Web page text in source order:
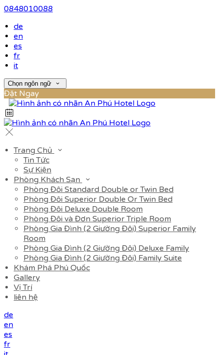
0848010088
de
en
es
fr
it
Chọn ngôn ngữ
Đặt Ngay
Trang Chủ
Tin Tức
Sự Kiện
Phòng Khách Sạn
Phòng Đôi Standard Double or Twin Bed
Phòng Đôi Superior Double Or Twin Bed
Phòng Đôi Deluxe Double Room
Phòng Đôi và Đơn Superior Triple Room
Phòng Gia Đình (2 Giường Đôi) Superior Family
Room
Phòng Gia Đình (2 Giường Đôi) Deluxe Family
Phòng Gia Đình (2 Giường Đôi) Family Suite
Khám Phá Phú Quốc
Gallery
Vị Trí
liên hệ
de
en
es
fr